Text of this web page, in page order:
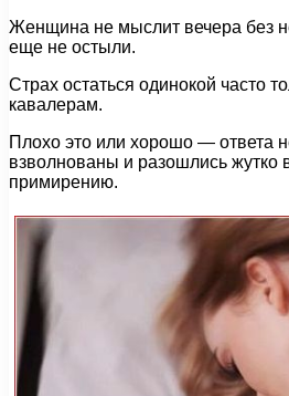
Женщина не мыслит вечера без
еще не остыли.
Страх остаться одинокой часто
кавалерам.
Плохо это или хорошо — ответа
взволнованы и разошлись жутко
примирению.